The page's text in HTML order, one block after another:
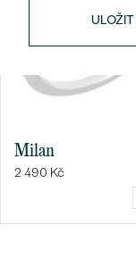
ULOŽIT
Milan
2 490 Kč